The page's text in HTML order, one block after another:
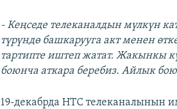
- Кеңседе телеканалдын мүлкүн
түрүндө башкарууга акт менен
тартипте иштеп жатат. Жакынкы
боюнча аткара беребиз. Айлык
19-декабрда НТС телеканалынын